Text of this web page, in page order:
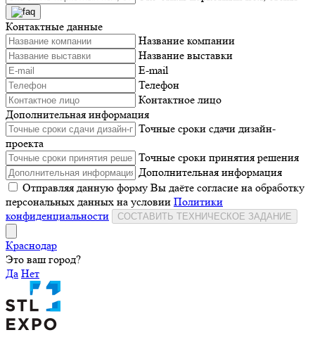
Контактные данные
Название компании
Название выставки
E-mail
Телефон
Контактное лицо
Дополнительная информация
Точные сроки сдачи дизайн-
проекта
Точные сроки принятия решения
Дополнительная информация
Отправляя данную форму Вы даёте согласие на обработку
персональных данных на условии Политики
конфиденциальности
СОСТАВИТЬ ТЕХНИЧЕСКОЕ ЗАДАНИЕ
Краснодар
Это ваш город?
Да Нет